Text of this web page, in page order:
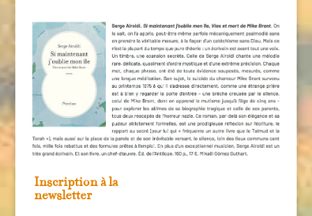
Inscription à la
newsletter